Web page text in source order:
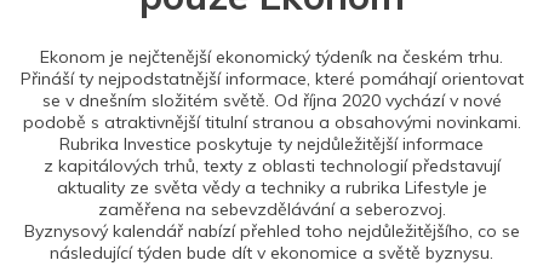
Ekonom je nejčtenější ekonomický týdeník na českém trhu.
Přináší ty nejpodstatnější informace, které pomáhají orientovat
se v dnešním složitém světě. Od října 2020 vychází v nové
podobě s atraktivnější titulní stranou a obsahovými novinkami.
Rubrika Investice poskytuje ty nejdůležitější informace
z kapitálových trhů, texty z oblasti technologií představují
aktuality ze světa vědy a techniky a rubrika Lifestyle je
zaměřena na sebevzdělávání a seberozvoj.
Byznysový kalendář nabízí přehled toho nejdůležitějšího, co se
následující týden bude dít v ekonomice a světě byznysu.